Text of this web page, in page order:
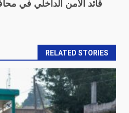
قائد الأمن الداخلي في
RELATED STORIES